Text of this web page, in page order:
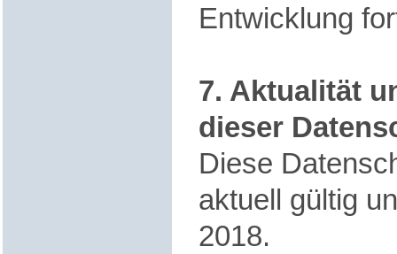
Entwicklung
7. Aktualität
dieser
Diese
aktuell gültig
2018.